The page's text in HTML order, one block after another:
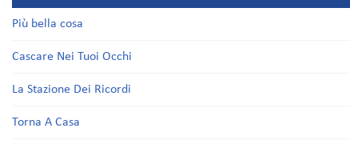
Più bella cosa
Cascare Nei Tuoi Occhi
La Stazione Dei Ricordi
Torna A Casa